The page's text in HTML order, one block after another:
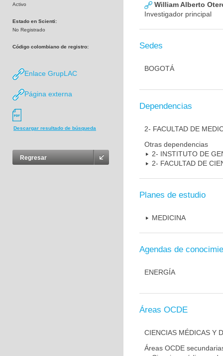
Activo
Estado en Scienti:
No Registrado
Código colombiano de registro:
Enlace GrupLAC
Página externa
Descargar resultado de búsqueda
Regresar
William Alberto
Investigador principal
Sedes
BOGOTÁ
Dependencias
2- FACULTAD DE
Otras dependencias
2- INSTITUTO DE
2- FACULTAD DE
Planes de estudio
MEDICINA
Agendas de
ENERGÍA
Áreas OCDE
CIENCIAS MÉDICAS Y
Áreas OCDE